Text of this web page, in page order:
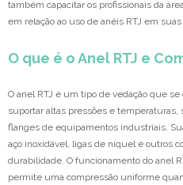
também capacitar os profissionais da
em relação ao uso de anéis RTJ em suas
O que é o Anel RTJ e
O anel RTJ é um tipo de vedação que
suportar altas pressões e
flanges de equipamentos industriais.
aço inoxidável, ligas de níquel e outros
durabilidade. O funcionamento do anel
permite uma compressão uniforme